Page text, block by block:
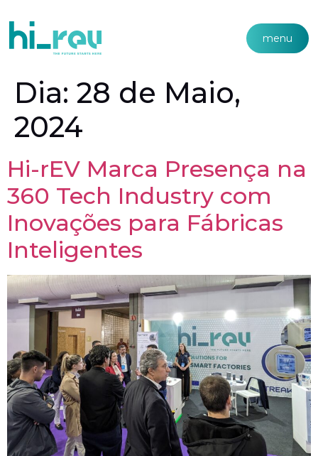
menu
Dia: 28 de Maio,
2024
Hi-rEV Marca Presença na
360 Tech Industry com
Inovações para Fábricas
Inteligentes